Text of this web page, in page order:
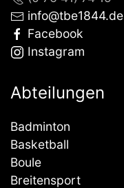
info@tbe1844.de
Facebook
Instagram
Abteilungen
Badminton
Basketball
Boule
Breitensport